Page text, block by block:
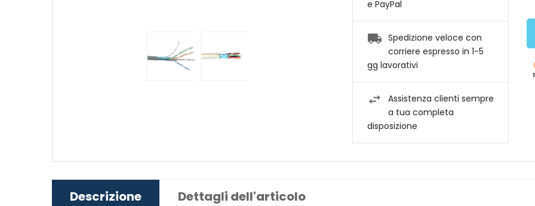
e PayPal
Spedizione veloce con
corriere espresso in 1-5
gg lavorativi
Assistenza clienti sempre
a tua completa
disposizione
Descrizione Dettagli dell'articolo